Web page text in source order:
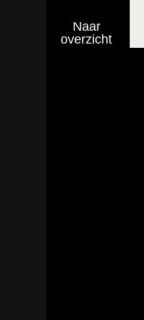
Naar
overzicht